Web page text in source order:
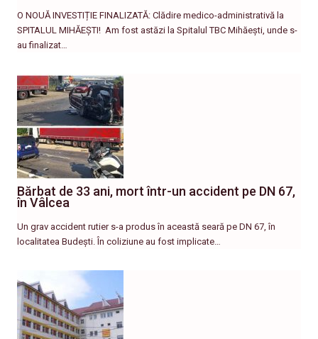
O NOUĂ INVESTIȚIE FINALIZATĂ: Clădire medico-administrativă la
SPITALUL MIHĂEȘTI! ​ Am fost astăzi la Spitalul TBC Mihăești, unde s-
au finalizat…
Bărbat de 33 ani, mort într-un accident pe DN 67,
în Vâlcea
Un grav accident rutier s-a produs în această seară pe DN 67, în
localitatea Budești. În coliziune au fost implicate…